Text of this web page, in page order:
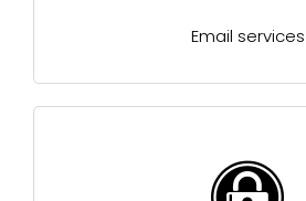
Email services